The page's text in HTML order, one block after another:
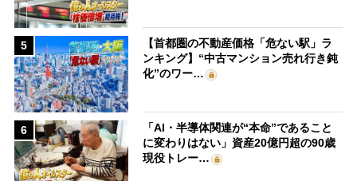
5
【首都圏の不動産価格「危ない駅」ラ
ンキング】“中古マンション売れ行き鈍
化”のワー…
6
「AI・半導体関連が“本命”であること
に変わりはない」資産20億円超の90歳
現役トレー…